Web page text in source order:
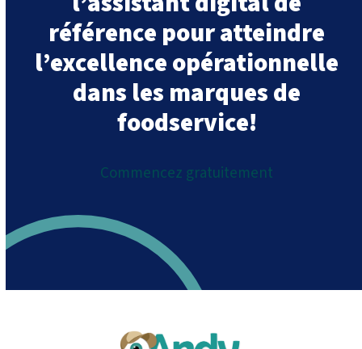
référence pour atteindre
l’excellence opérationnelle
dans les marques de
foodservice!
Commencez gratuitement